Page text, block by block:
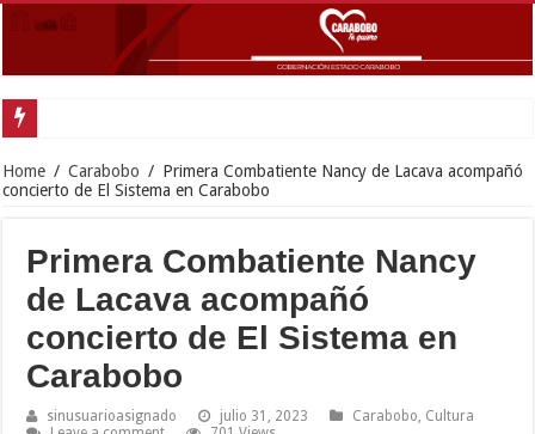
Home / Carabobo / Primera Combatiente Nancy de Lacava acompañó
concierto de El Sistema en Carabobo
Primera Combatiente Nancy
de Lacava acompañó
concierto de El Sistema en
Carabobo
sinusuarioasignado julio 31, 2023 Carabobo Cultura